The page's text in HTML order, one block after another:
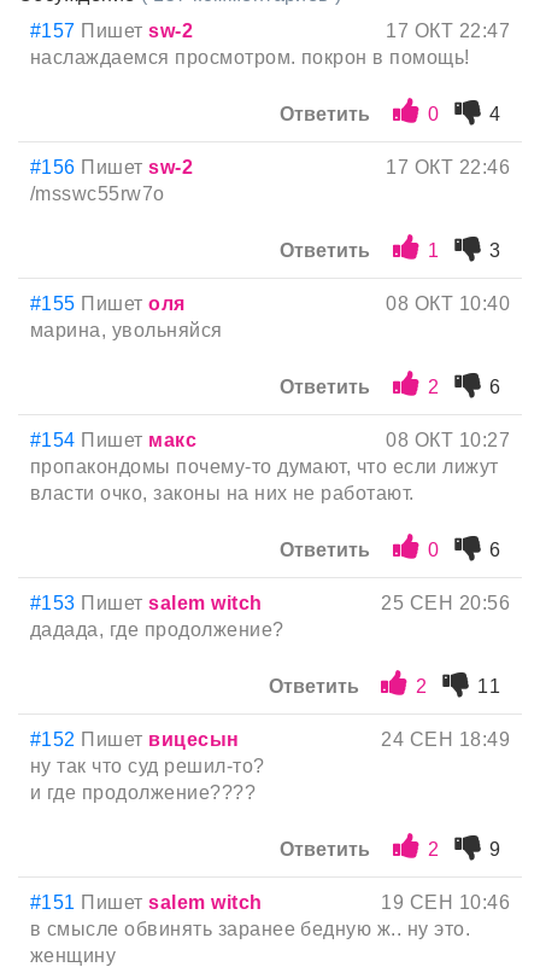
#157 Пишетsw-2
17 ОКТ 22:47
наслаждаемся просмотром. покрон в помощь!
Ответить 0 4
#156 Пишетsw-2
17 ОКТ 22:46
/msswc55rw7o
Ответить 1 3
#155 Пишетоля
08 ОКТ 10:40
марина, увольняйся
Ответить 2 6
#154 Пишет макс
08 ОКТ 10:27
пропакондомы почему-то думают, что если лижут
власти очко, законы на них не работают.
Ответить 0 6
#153 Пишетsalem witch
25 СЕН 20:56
дадада, где продолжение?
Ответить 2 11
#152 Пишет вицесын
24 СЕН 18:49
ну так что суд решил-то?
и где продолжение????
Ответить 2 9
#151 Пишетsalem witch
19 СЕН 10:46
в смысле обвинять заранее бедную ж.. ну это.
женщину